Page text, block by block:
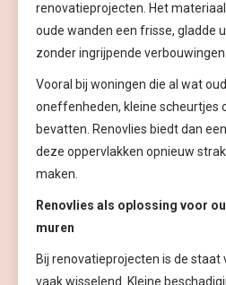
renovatieprojecten. Het
oude wanden een frisse, gladde
zonder ingrijpende verbouwingen.
Vooral bij woningen die al wat
oneffenheden, kleine scheurtjes
bevatten. Renovlies biedt dan
deze oppervlakken opnieuw
maken.
Renovlies als oplossing voor
muren
Bij renovatieprojecten is de
vaak wisselend. Kleine